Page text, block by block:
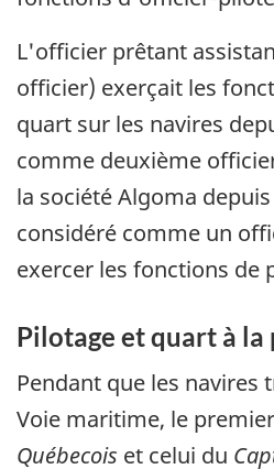
L'officier prêtant
officier) exerçait les
quart sur les navires
comme deuxième
la société Algoma
considéré comme un
exercer les fonctions de
Pilotage et quart à la
Pendant que les navires
Voie maritime, le
Québecois et celui du